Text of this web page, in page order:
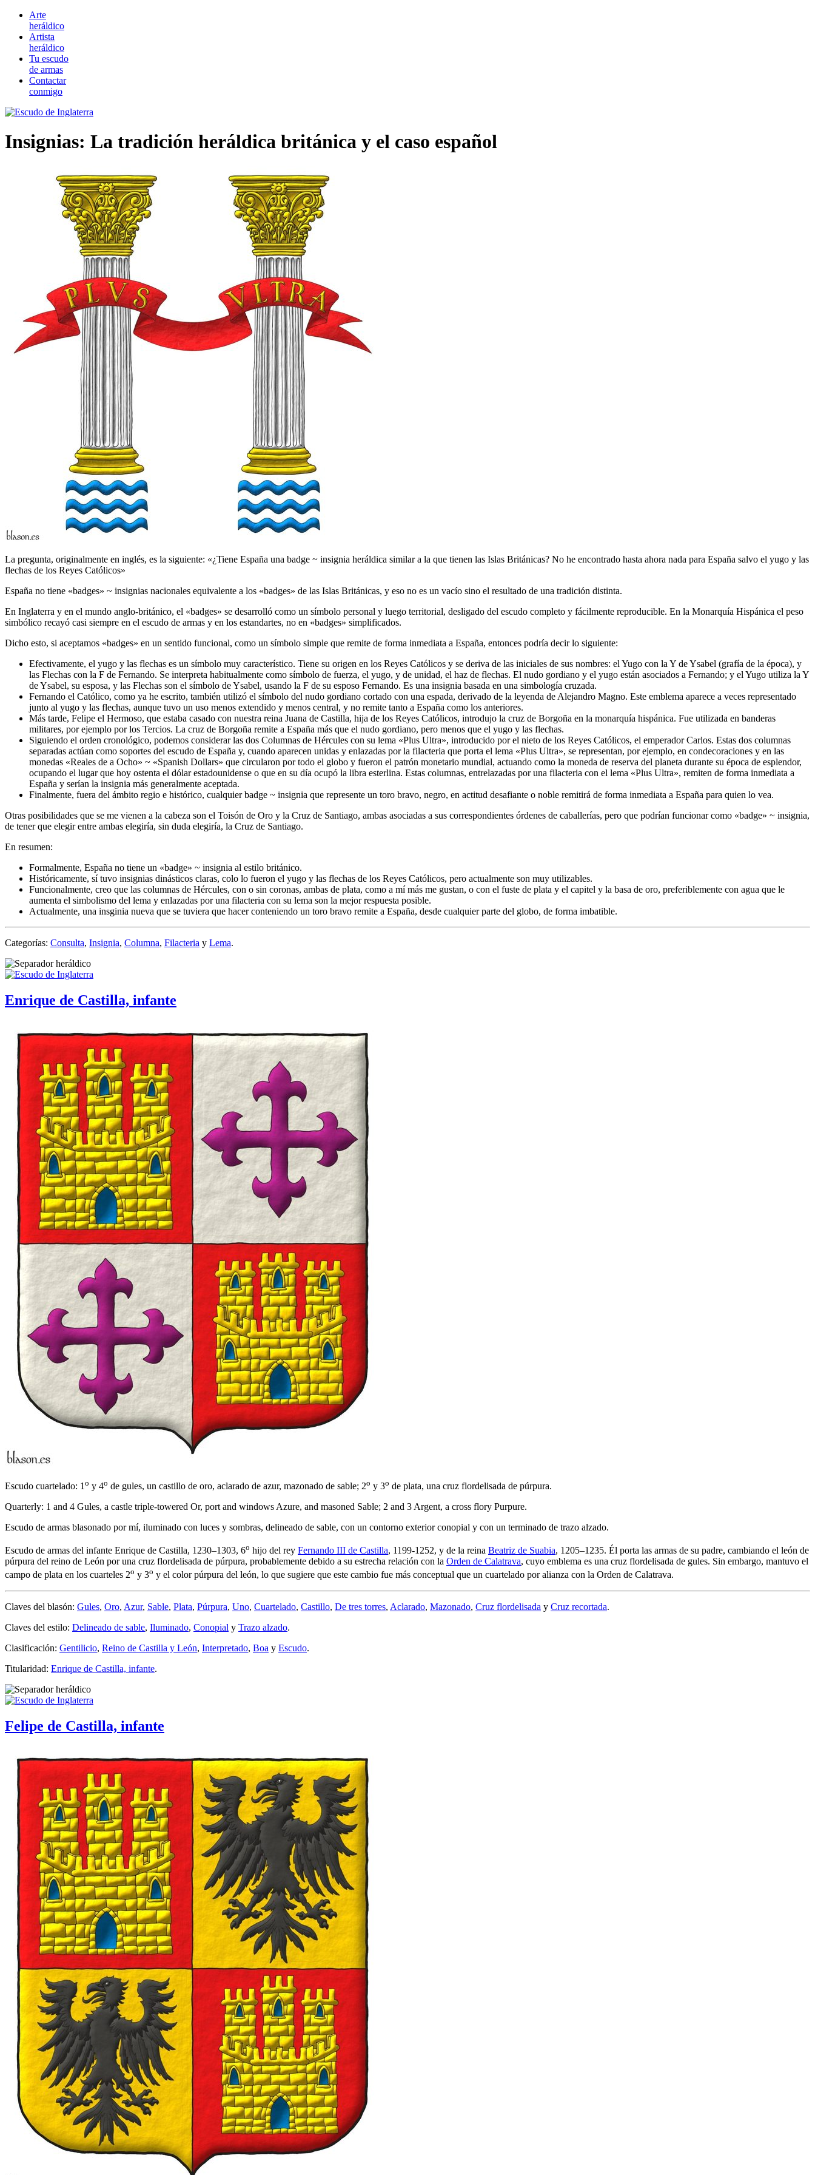
Arte
heráldico
Artista
heráldico
Tu escudo
de armas
Contactar
conmigo
Insignias: La tradición heráldica británica y el caso español
La pregunta, originalmente en inglés, es la siguiente: «¿Tiene España una badge ~ insignia heráldica similar a la que tienen las Islas Británicas? No he encontrado hasta ahora nada para España salvo el yugo y las
flechas de los Reyes Católicos»
España no tiene «badges» ~ insignias nacionales equivalente a los «badges» de las Islas Británicas, y eso no es un vacío sino el resultado de una tradición distinta.
En Inglaterra y en el mundo anglo-británico, el «badges» se desarrolló como un símbolo personal y luego territorial, desligado del escudo completo y fácilmente reproducible. En la Monarquía Hispánica el peso
simbólico recayó casi siempre en el escudo de armas y en los estandartes, no en «badges» simplificados.
Dicho esto, si aceptamos «badges» en un sentido funcional, como un símbolo simple que remite de forma inmediata a España, entonces podría decir lo siguiente:
Efectivamente, el yugo y las flechas es un símbolo muy característico. Tiene su origen en los Reyes Católicos y se deriva de las iniciales de sus nombres: el Yugo con la Y de Ysabel (grafía de la época), y
las Flechas con la F de Fernando. Se interpreta habitualmente como símbolo de fuerza, el yugo, y de unidad, el haz de flechas. El nudo gordiano y el yugo están asociados a Fernando; y el Yugo utiliza la Y
de Ysabel, su esposa, y las Flechas son el símbolo de Ysabel, usando la F de su esposo Fernando. Es una insignia basada en una simbología cruzada.
Fernando el Católico, como ya he escrito, también utilizó el símbolo del nudo gordiano cortado con una espada, derivado de la leyenda de Alejandro Magno. Este emblema aparece a veces representado
junto al yugo y las flechas, aunque tuvo un uso menos extendido y menos central, y no remite tanto a España como los anteriores.
Más tarde, Felipe el Hermoso, que estaba casado con nuestra reina Juana de Castilla, hija de los Reyes Católicos, introdujo la cruz de Borgoña en la monarquía hispánica. Fue utilizada en banderas
militares, por ejemplo por los Tercios. La cruz de Borgoña remite a España más que el nudo gordiano, pero menos que el yugo y las flechas.
Siguiendo el orden cronológico, podemos considerar las dos Columnas de Hércules con su lema «Plus Ultra», introducido por el nieto de los Reyes Católicos, el emperador Carlos. Estas dos columnas
separadas actúan como soportes del escudo de España y, cuando aparecen unidas y enlazadas por la filacteria que porta el lema «Plus Ultra», se representan, por ejemplo, en condecoraciones y en las
monedas «Reales de a Ocho» ~ «Spanish Dollars» que circularon por todo el globo y fueron el patrón monetario mundial, actuando como la moneda de reserva del planeta durante su época de esplendor,
ocupando el lugar que hoy ostenta el dólar estadounidense o que en su día ocupó la libra esterlina. Estas columnas, entrelazadas por una filacteria con el lema «Plus Ultra», remiten de forma inmediata a
España y serían la insignia más generalmente aceptada.
Finalmente, fuera del ámbito regio e histórico, cualquier badge ~ insignia que represente un toro bravo, negro, en actitud desafiante o noble remitirá de forma inmediata a España para quien lo vea.
Otras posibilidades que se me vienen a la cabeza son el Toisón de Oro y la Cruz de Santiago, ambas asociadas a sus correspondientes órdenes de caballerías, pero que podrían funcionar como «badge» ~ insignia,
de tener que elegir entre ambas elegiría, sin duda elegiría, la Cruz de Santiago.
En resumen:
Formalmente, España no tiene un «badge» ~ insignia al estilo británico.
Históricamente, sí tuvo insignias dinásticos claras, colo lo fueron el yugo y las flechas de los Reyes Católicos, pero actualmente son muy utilizables.
Funcionalmente, creo que las columnas de Hércules, con o sin coronas, ambas de plata, como a mí más me gustan, o con el fuste de plata y el capitel y la basa de oro, preferiblemente con agua que le
aumenta el simbolismo del lema y enlazadas por una filacteria con su lema son la mejor respuesta posible.
Actualmente, una insginia nueva que se tuviera que hacer conteniendo un toro bravo remite a España, desde cualquier parte del globo, de forma imbatible.
Categorías: Consulta, Insignia, Columna, Filacteria y Lema.
Enrique de Castilla, infante
Escudo cuartelado: 1 o y 4o de gules, un castillo de oro, aclarado de azur, mazonado de sable; 2o y 3o de plata, una cruz flordelisada de púrpura.
Quarterly: 1 and 4 Gules, a castle triple-towered Or, port and windows Azure, and masoned Sable; 2 and 3 Argent, a cross flory Purpure.
Escudo de armas blasonado por mí, iluminado con luces y sombras, delineado de sable, con un contorno exterior conopial y con un terminado de trazo alzado.
Escudo de armas del infante Enrique de Castilla, 1230–1303, 6o hijo del rey Fernando III de Castilla, 1199-1252, y de la reina Beatriz de Suabia, 1205–1235. Él porta las armas de su padre, cambiando el león de
púrpura del reino de León por una cruz flordelisada de púrpura, probablemente debido a su estrecha relación con la Orden de Calatrava, cuyo emblema es una cruz flordelisada de gules. Sin embargo, mantuvo el
campo de plata en los cuarteles 2o y 3o y el color púrpura del león, lo que sugiere que este cambio fue más conceptual que un cuartelado por alianza con la Orden de Calatrava.
Claves del blasón: Gules, Oro, Azur, Sable, Plata, Púrpura, Uno, Cuartelado, Castillo, De tres torres, Aclarado, Mazonado, Cruz flordelisada y Cruz recortada.
Claves del estilo: Delineado de sable, Iluminado, Conopial y Trazo alzado.
Clasificación: Gentilicio, Reino de Castilla y León, Interpretado, Boa y Escudo.
Titularidad: Enrique de Castilla, infante.
Felipe de Castilla, infante